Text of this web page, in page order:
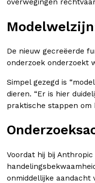
overwegingen
De nieuw gecreëerde
onderzoek onderzoekt
Simpel gezegd is
dieren. “Er is hier
praktische stappen om
Voordat hij bij
onmiddellijke aandacht